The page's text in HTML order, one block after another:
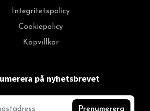
Integritetspolicy
Cookiepolicy
Köpvillkor
på nyhetsbrevet
Prenumerera